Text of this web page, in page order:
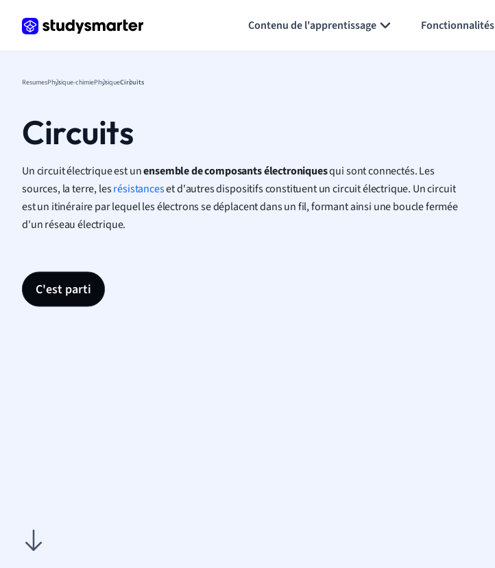
Contenu de l'apprentissage Fonctionnalités
ResumesPhysique-chimiePhysiqueCircuits
Circuits
Un circuit électrique est unensemble de composants électroniquesqui sont connectés. Les
sources, la terre, lesrésistanceset d'autres dispositifs constituent un circuit électrique. Un circuit
est un itinéraire par lequel les électrons se déplacent dans un fil, formant ainsi une boucle fermée
d'un réseau électrique.
C'est parti